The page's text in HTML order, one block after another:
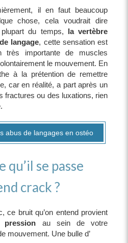
il en faut beaucoup
chose, cela voudrait dire
du temps, la vertèbre
langage, cette sensation est
très importante de muscles
le mouvement. En
à la prétention de remettre
car en réalité, a part après un
fractures ou des luxations, rien
abus de langages en ostéo
qu’il se passe
crack ?
ce bruit qu’on entend provient
pression au sein de votre
mouvement. Une bulle d’